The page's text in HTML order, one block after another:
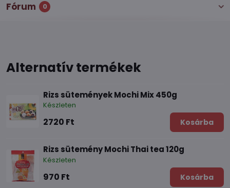
Fórum 0
Alternatív termékek
Rizs sütemények Mochi Mix 450g
Készleten
2720 Ft Kosárba
Rizs sütemény Mochi Thai tea 120g
Készleten
970 Ft Kosárba